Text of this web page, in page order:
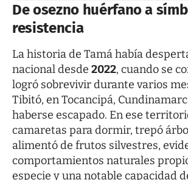
De osezno huérfano a
resistencia
La historia de Tamá había
nacional desde 2022, cuando se
logró sobrevivir durante varios
Tibitó, en Tocancipá,
haberse escapado. En ese
camaretas para dormir, trepó
alimentó de frutos silvestres,
comportamientos naturales
especie y una notable capacidad